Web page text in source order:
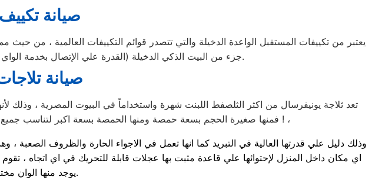
صيانة
يعتبر من تكييفات المستقبل الواعدة الدخيلة والتي تتصدر قوائم التكييفات العالمية ، من حيث
جزء من البيت الذكي الدخيلة (القدرة علي الإتصال بخدمة الواي فاي) والكثير الكثير من المميزات الاخري التي تميزه عن غيرة من التكييفات.
صيانة
تعد ثلاجة يونيفرسال من اكثر الثلصفط اللبنت شهرة واستخداماً في البيوت المصرية ، وذلك
فمنها صغيرة الحجم بسعة حمصة ومنها الحمصة بسعة اكبر لتناسب جميع متطلبات المستخدم المصري ، تستطيع تجميد اي شيء في الفريزر خلال 15 دقيقة فقط ! ،
وذلك دليل علي قدرتها العالية في التبريد كما انها تعمل في الاجواء الحارة والظروف
اي مكان داخل المنزل لإحتوائها علي قاعدة مثبت بها عجلات قابلة للتحريك في اي اتجاه ،
يوجد منها الوان مختلفة لتناسب كافة التصاميم.